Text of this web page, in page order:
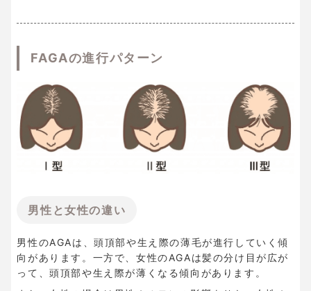
FAGAの進行パターン
男性と女性の違い
男性のAGAは、頭頂部や生え際の薄毛が進行していく傾
向があります。一方で、女性のAGAは髪の分け目が広が
って、頭頂部や生え際が薄くなる傾向があります。